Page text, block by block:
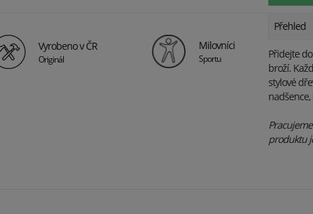
Vyrobeno v ČR
Originál
Milovníci
Sportu
Přehled
Přidejte
broží.
stylové
produktu